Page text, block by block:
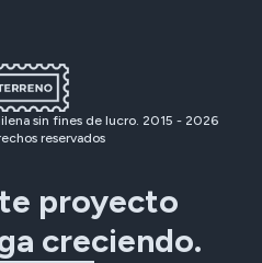
sin fines de lucro. 2015 - 2026
reservados
proyecto
creciendo.